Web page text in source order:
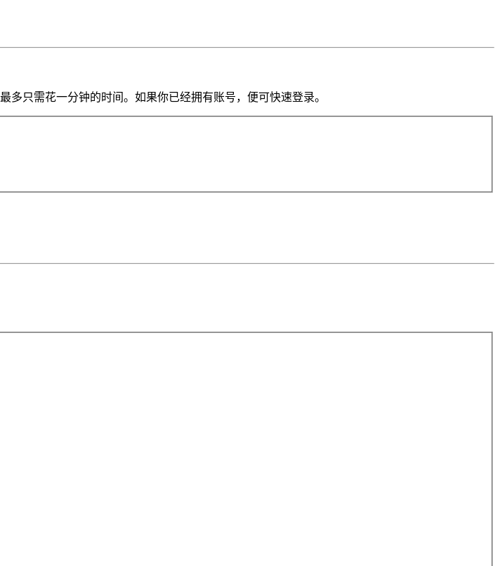
多只需花一分钟的时间。如果你已经拥有账号，便可快速登录。